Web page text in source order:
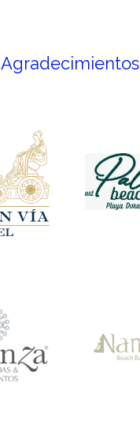
Agradecimientos